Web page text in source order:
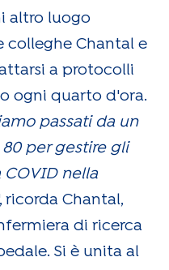
altro luogo
colleghe Chantal e
a protocolli
ogni quarto d'ora.
passati da un
80 per gestire gli
COVID nella
ricorda Chantal,
di ricerca
Si è unita al